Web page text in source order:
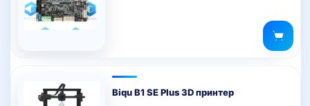
товара.
Biqu B1 SE Plus 3D принтер